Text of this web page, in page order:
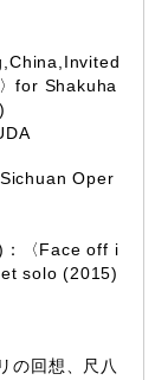
for Shakuha
Oper
：〈Face off i
solo (2015)
の回想、尺八